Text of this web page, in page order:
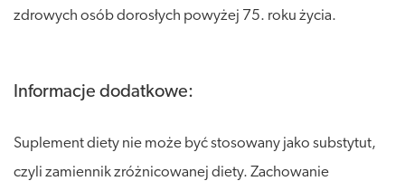
zdrowych osób dorosłych powyżej 75. roku życia.
Informacje dodatkowe:
Suplement diety nie może być stosowany jako substytut,
czyli zamiennik zróżnicowanej diety. Zachowanie